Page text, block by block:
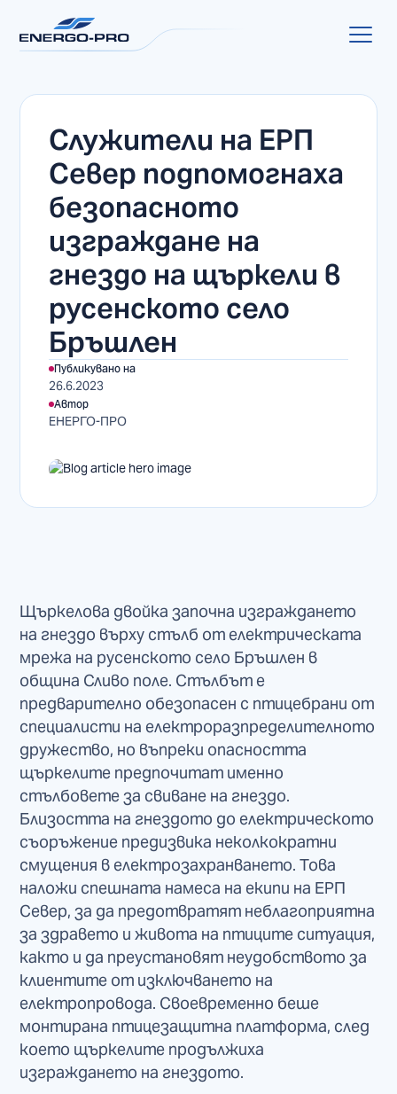
Служители на ЕРП
Север подпомогнаха
безопасното
изграждане на
гнездо на щъркели в
русенското село
Бръшлен
Публикувано на
26.6.2023
Автор
ЕНЕРГО-ПРО
Щъркелова двойка започна изграждането
на гнездо върху стълб от електрическата
мрежа на русенското село Бръшлен в
община Сливо поле. Стълбът е
предварително обезопасен с птицебрани от
специалисти на електроразпределителното
дружество, но въпреки опасността
щъркелите предпочитат именно
стълбовете за свиване на гнездо.
Близостта на гнездото до електрическото
съоръжение предизвика неколкократни
смущения в електрозахранването. Това
наложи спешната намеса на екипи на ЕРП
Север, за да предотвратят неблагоприятна
за здравето и живота на птиците ситуация,
както и да преустановят неудобството за
клиентите от изключването на
електропровода. Своевременно беше
монтирана птицезащитна платформа, след
което щъркелите продължиха
изграждането на гнездото.